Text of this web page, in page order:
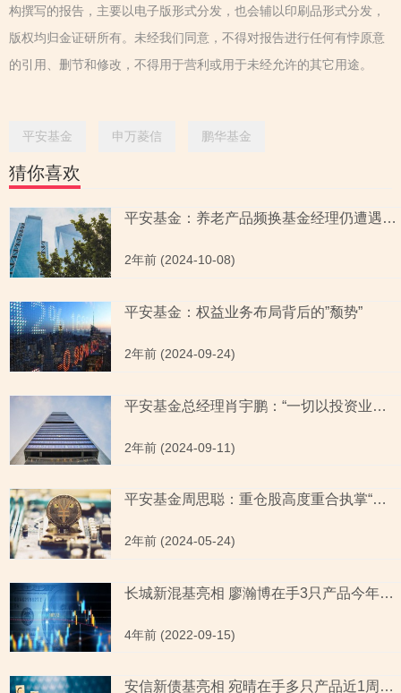
构撰写的报告，主要以电子版形式分发，也会辅以印刷品形式分发，
版权均归金证研所有。未经我们同意，不得对报告进行任何有悖原意
的引用、删节和修改，不得用于营利或用于未经允许的其它用途。
平安基金 申万菱信 鹏华基金
猜你喜欢
平安基金：养老产品频换基金经理仍遭遇清盘 大股东平安信托陷延期兑付“风波”
2年前 (2024-10-08)
平安基金：权益业务布局背后的”颓势”
2年前 (2024-09-24)
平安基金总经理肖宇鹏：“一切以投资业绩出发”或成空话
2年前 (2024-09-11)
平安基金周思聪：重仓股高度重合执掌“迷你基” 任职回报率告负再出新股基
2年前 (2024-05-24)
长城新混基亮相 廖瀚博在手3只产品今年来跌幅均超5%
4年前 (2022-09-15)
安信新债基亮相 宛晴在手多只产品近1周业绩告负